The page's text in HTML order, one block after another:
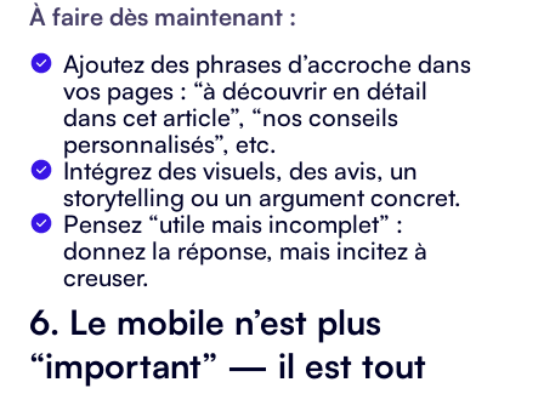
À faire dès maintenant :
Ajoutez des phrases d’accroche dans
vos pages : “à découvrir en détail
dans cet article”, “nos conseils
personnalisés”, etc.
Intégrez des visuels, des avis, un
storytelling ou un argument concret.
Pensez “utile mais incomplet” :
donnez la réponse, mais incitez à
creuser.
6. Le mobile n’est plus
“important” — il est tout